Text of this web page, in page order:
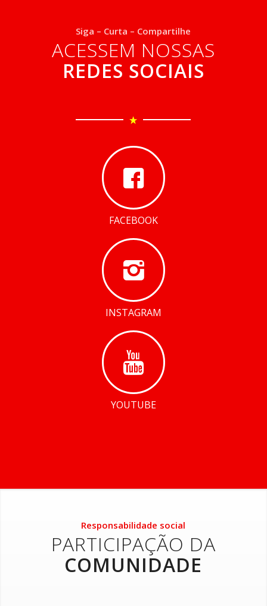
Siga – Curta – Compartilhe
ACESSEM NOSSAS
REDES SOCIAIS
FACEBOOK
INSTAGRAM
YOUTUBE
Responsabilidade social
PARTICIPAÇÃO DA
COMUNIDADE